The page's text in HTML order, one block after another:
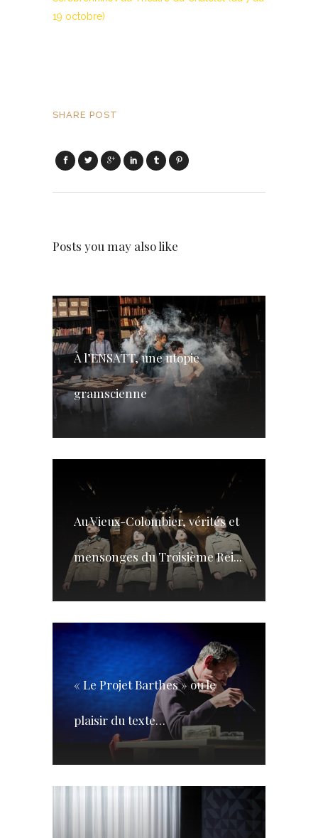
19 octobre)
SHARE POST
Posts you may also like
À l’ENSATT, une utopie
gramscienne
Au Vieux-Colombier, vérités et
mensonges du Troisième Rei...
« Le Projet Barthes » ou le
plaisir du texte…